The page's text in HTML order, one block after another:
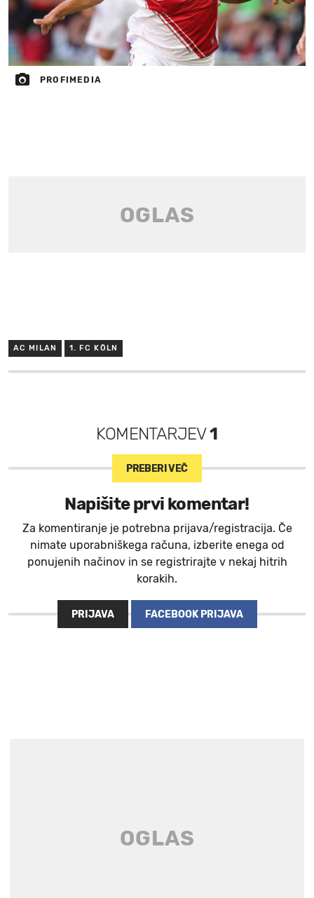
PROFIMEDIA
AC MILAN 1. FC KÖLN
KOMENTARJEV1
PREBERI VEČ
Napišite prvi komentar!
Za komentiranje je potrebna prijava/registracija. Če
nimate uporabniškega računa, izberite enega od
ponujenih načinov in se registrirajte v nekaj hitrih
korakih.
PRIJAVA FACEBOOK PRIJAVA